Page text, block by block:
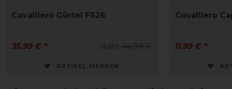
Covalliero Gürtel FS26
statt 44,99 €
35,99 € *
ARTIKEL MERKEN
Covalliero
11,99 € *